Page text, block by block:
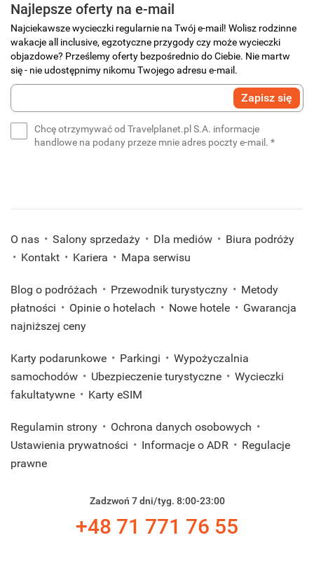
Najlepsze oferty na e-mail
Najciekawsze wycieczki regularnie na Twój e-mail! Wolisz rodzinne
wakacje all inclusive, egzotyczne przygody czy może wycieczki
objazdowe? Prześlemy oferty bezpośrednio do Ciebie. Nie martw
się - nie udostępnimy nikomu Twojego adresu e-mail.
Wprowadź
swój
Zapisz się
Chcę otrzymywać od Travelplanet.pl S.A. informacje
handlowe na podany przeze mnie adres poczty e-mail. *
O nas Salony sprzedaży Dla mediów
Biura podróży
Kontakt
Kariera Mapa serwisu
Blog o podróżach Przewodnik turystyczny
Metody
płatności
Opinie o hotelach Nowe hotele
Gwarancja
najniższej ceny
Karty podarunkowe Parkingi
Wypożyczalnia
samochodów
Ubezpieczenie turystyczne
Wycieczki
fakultatywne
Karty eSIM
Regulamin strony
Ochrona danych osobowych
Ustawienia prywatności
Informacje o ADR
Regulacje
prawne
Zadzwoń 7 dni/tyg. 8:00-23:00
+48 71 771 76 55